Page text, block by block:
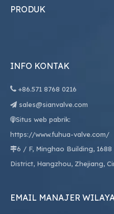
PRODUK
INFO KONTAK
 +86.571 8768 0216
 sales@sianvalve.com
Situs web pabrik:
https://www.fuhua-valve.com/
6 / F, Minghao Building,
District, Hangzhou, Zhejiang,
EMAIL MANAJER